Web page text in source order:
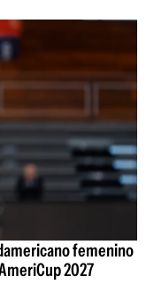
femenino
2027